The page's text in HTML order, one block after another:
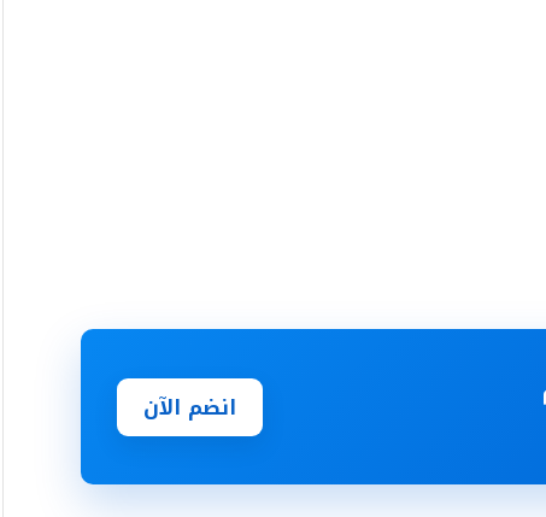
انضم الآن